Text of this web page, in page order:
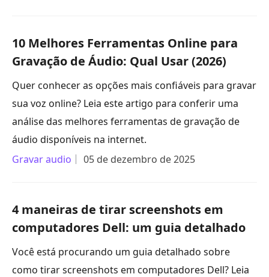
10 Melhores Ferramentas Online para
Gravação de Áudio: Qual Usar (2026)
Quer conhecer as opções mais confiáveis para gravar
sua voz online? Leia este artigo para conferir uma
análise das melhores ferramentas de gravação de
áudio disponíveis na internet.
Gravar audio
05 de dezembro de 2025
4 maneiras de tirar screenshots em
computadores Dell: um guia detalhado
Você está procurando um guia detalhado sobre
como tirar screenshots em computadores Dell? Leia